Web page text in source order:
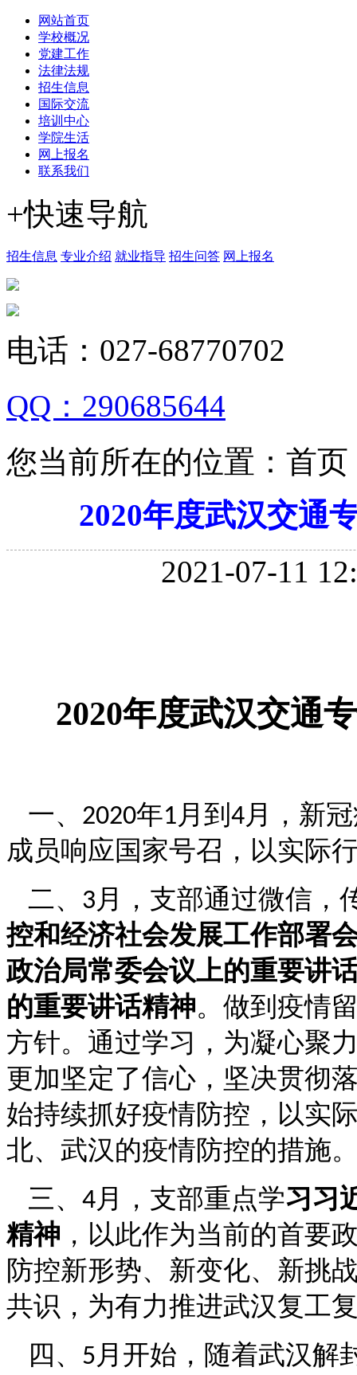
网站首页
学校概况
党建工作
法律法规
招生信息
国际交流
培训中心
学院生活
网上报名
联系我们
+快速导航
招生信息 专业介绍 就业指导 招生问答 网上报名
电话：027-68770702
QQ：290685644
您当前所在的位置：首
2020年度武汉交通
2021-07-11
2020年度武汉交通
一、 2020年1 月到 4月，新
成员响应国家号召，以实际
二、 3 月，支部通过微信，
控和经济社会发展工作部署
政治局常委会议上的重要讲
的重要讲话精神。做到疫情
方针。通过学习，为凝心聚
更加坚定了信心，坚决贯彻
始持续抓好疫情防控，以实
北、武汉的疫情防控的措施
三、 4月，支部重点学习习
精神 ，以此作为当前的首要
防控新形势、新变化、新挑
共识，为有力推进武汉复工
四、 5 月开始，随着武汉解